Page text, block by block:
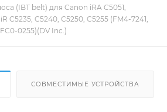
(IBT belt) для Canon iRA C5051,
C5235, C5240, C5250, C5255 (FM4-7241,
0255)(DV Inc.)
СОВМЕСТИМЫЕ УСТРОЙСТВА